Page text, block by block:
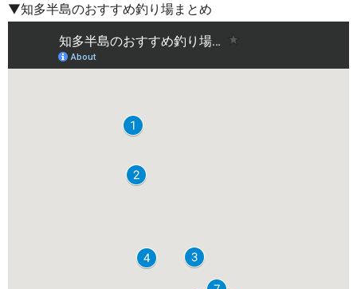
▼知多半島のおすすめ釣り場まとめ